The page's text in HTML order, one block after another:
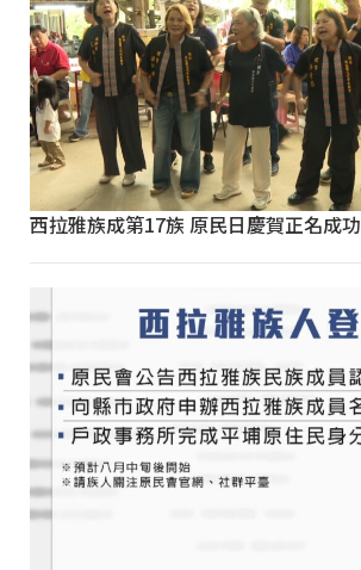
西拉雅族成第17族 原民日慶賀正名成功